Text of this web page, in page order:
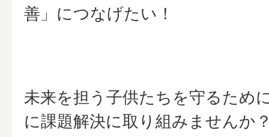
善」につなげたい！
未来を担う子供たちを守るため
に課題解決に取り組みませんか